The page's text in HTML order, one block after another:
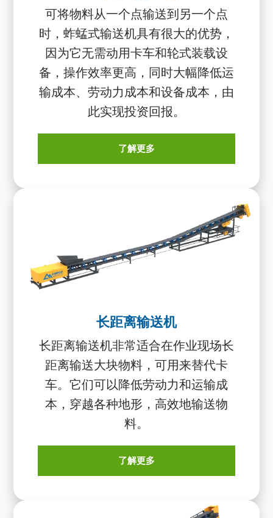
可将物料从一个点输送到另一个点
时，蚱蜢式输送机具有很大的优势，
因为它无需动用卡车和轮式装载设
备，操作效率更高，同时大幅降低运
输成本、劳动力成本和设备成本，由
此实现投资回报。
了解更多
长距离输送机
长距离输送机非常适合在作业现场长
距离输送大块物料，可用来替代卡
车。它们可以降低劳动力和运输成
本，穿越各种地形，高效地输送物
料。
了解更多